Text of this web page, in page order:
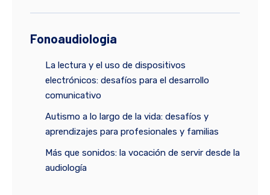
Fonoaudiologia
La lectura y el uso de dispositivos
electrónicos: desafíos para el desarrollo
comunicativo
Autismo a lo largo de la vida: desafíos y
aprendizajes para profesionales y familias
Más que sonidos: la vocación de servir desde la
audiología